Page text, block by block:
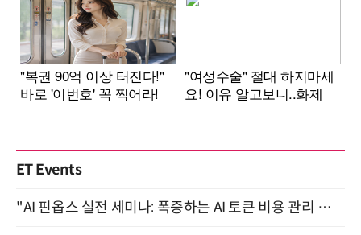
ET Events
"AI 핀옵스 실전 세미나: 폭증하는 AI 토큰 비용 관리 전략" 8월 21일 개최